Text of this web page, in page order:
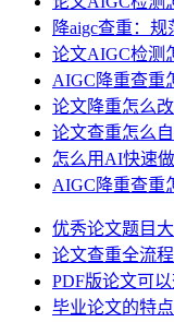
降aigc查重：
论文AIGC检测
AIGC降重查重
论文降重怎么
论文查重怎么
怎么用AI快速
AIGC降重查重
优秀论文题目
论文查重全流
PDF版论文可
毕业论文的特